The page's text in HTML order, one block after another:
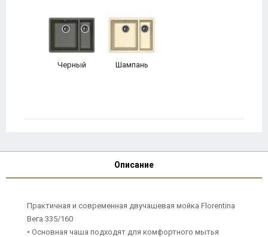
Черный Шампань
Описание
Практичная и современная двучашевая мойка Florentina
Вега 335/160
• Основная чаша подходят для комфортного мытья